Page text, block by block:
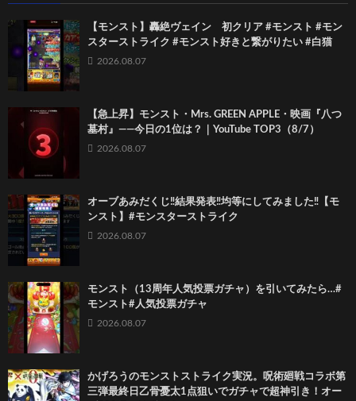
【モンスト】轟絶ヴェイン 初クリア #モンスト #モン
スターストライク #モンスト好きと繋がりたい #白猫
2026.08.07
【急上昇】モンスト・Mrs. GREEN APPLE・映画『八つ
墓村』――今日の1位は？｜YouTube TOP3（8/7）
2026.08.07
オーブあみだくじ‼️結果発表‼️均等にしてみました‼️【モ
ンスト】#モンスターストライク
2026.08.07
モンスト（13周年人気投票ガチャ）を引いてみたら…#
モンスト#人気投票ガチャ
2026.08.07
かげろうのモンストストライク実況。呪術廻戦コラボ第
三弾最終日乙骨憂太1点狙いでガチャで超神引き！オー